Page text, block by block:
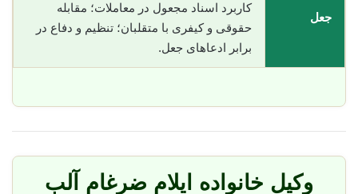
جعل
کاربرد اسناد مجعول در معاملات؛ مقابله
حقوقی و کیفری با متقلبان؛ تنظیم و دفاع در
برابر ادعاهای جعل.
وکیل خانواده ایلام ضرغام آلب